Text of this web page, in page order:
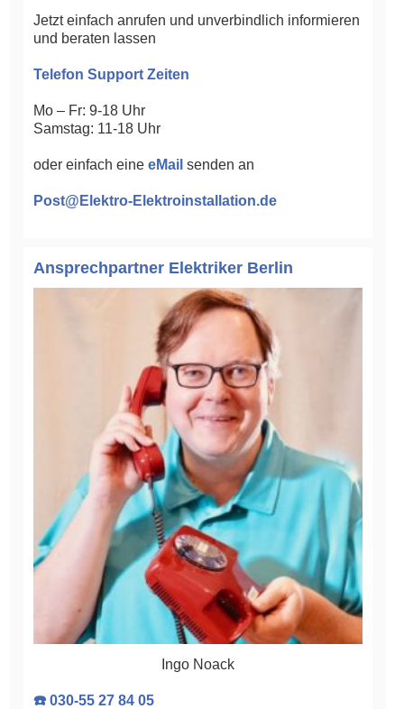
Jetzt einfach anrufen und unverbindlich informieren
und beraten lassen
Telefon Support Zeiten
Mo – Fr: 9-18 Uhr
Samstag: 11-18 Uhr
oder einfach eine eMail senden an
Post@Elektro-Elektroinstallation.de
Ansprechpartner Elektriker Berlin
Ingo Noack
☎️ 030-55 27 84 05